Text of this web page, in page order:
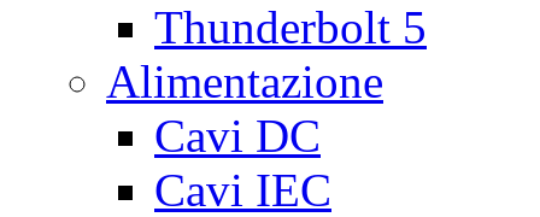
Thunderbolt 5
Alimentazione
Cavi DC
Cavi IEC